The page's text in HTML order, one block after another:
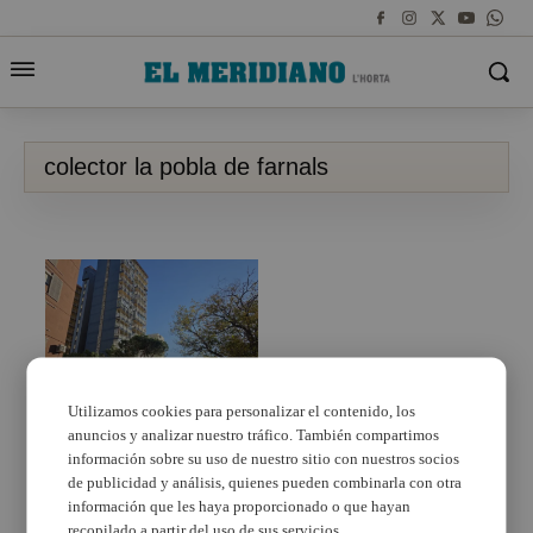
colector la pobla de farnals
El Consell aprueba por
emergencia la
reparación urgente de
los colectores del
sistema de
Utilizamos cookies para personalizar el contenido, los
anuncios y analizar nuestro tráfico. También compartimos
información sobre su uso de nuestro sitio con nuestros socios
de publicidad y análisis, quienes pueden combinarla con otra
información que les haya proporcionado o que hayan
recopilado a partir del uso de sus servicios.